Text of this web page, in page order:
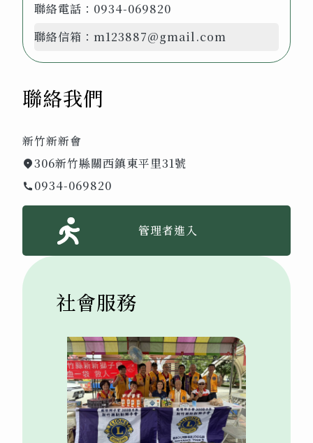
聯絡電話： 0934-069820
聯絡信箱： m123887@gmail.com
聯絡我們
新竹新新會
306新竹縣關西鎮東平里31號
0934-069820
管理者進入
社會服務